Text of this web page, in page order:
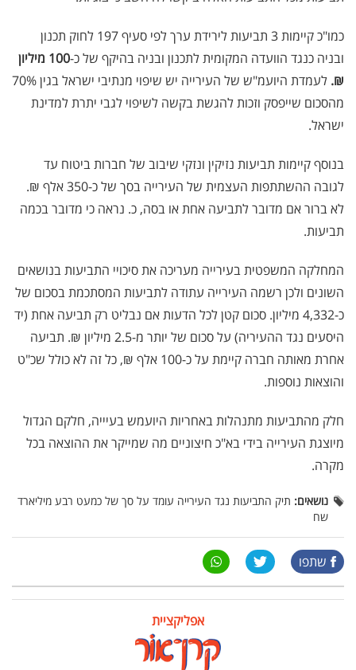
כמו"כ קיימות 3 תביעות לירידת ערך לפי סעיף 197 לחוק תכנון
ובניה כנגד הוועדה המקומית לתכנון ובניה בהיקף של כ-
100 מיליון
₪.
לעמדת היועמ"ש של העירייה יש שיפוי מנתיבי ישראל בגין 70%
מהסכום שייפסק וזכות להגשת בקשה לשיפוי לגבי יתרת למדינת
ישראל.
בנוסף קיימות תביעות נזיקין ונזקי שיבוב של חברות ביטוח עד
לגובה ההשתתפות העצמית של העירייה בסך של כ-350 אלף ₪.
לא ברור אם מדובר לתביעה אחת או בסה, כ. נראה כי מדובר בכמה
תביעות.
המחלקה המשפטית בעירייה מעריכה את סיכויי התביעות בנושאים
השונים ולכן רשמה העירייה עתודה לתביעות המסתכמת בסכום של
כ-4,332 מיליון. סכום קטן לכל הדעות אם נבליט רק תביעה אחת (יד
היסעים נגד ההעיריה) על סכום של יותר מ-2.5 מיליון ₪. תביעה
אחרת מאותה חברה קיימת על כ-100 אלף ₪, כל זה לא כולל שכ"ט
והוצאות נוספות.
חלק מהתביעות מתנהלות באחריות היועמש בעיייה, חלקם הגדול
מיוצגת העירייה בידי בא"כ חיצוניים מה שמייקר את ההוצאה בכל
מקרה.
נושאים: תיק התביעות נגד העירייה עומד על סך של כמעט רבע מיליארד
שח
שתפו
אפליקציית